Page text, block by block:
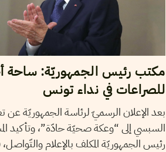
مكتب رئيس الجمهوريّة: ساحة
للصراعات في نداء تونس
بعد الإعلان الرسميّ لرئاسة الجمهوريّة عن
السبسي إلى “وعكة صحيّة حادّة”، وتأكيد
رئيس الجمهوريّة المكلف بالإعلام